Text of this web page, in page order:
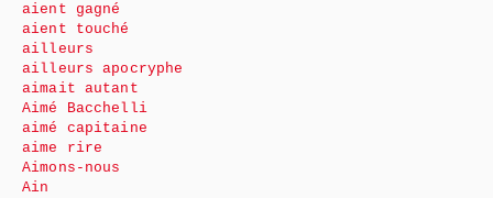
aient gagné
aient touché
ailleurs
ailleurs apocryphe
aimait autant
Aimé Bacchelli
aimé capitaine
aime rire
Aimons-nous
Ain